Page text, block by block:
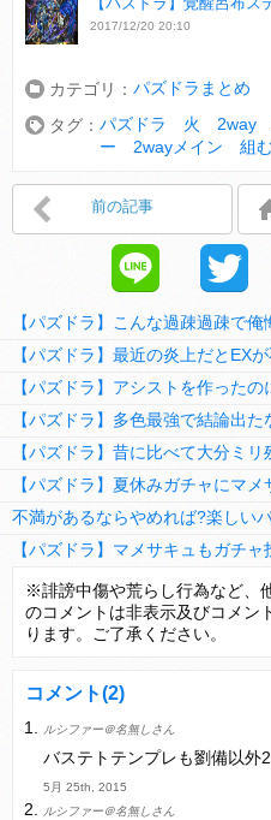
2017/12/20 20:10
カテゴリ： パズドラまとめ
タグ： パズドラ 火 2way
ー 2wayメイン 組
前の記事
【パズドラ】こんな過疎過疎で
不満があるならやめれば?楽しい
変な所でセーブして詰んだゲー
Powered by livedoor 相互RSS
※誹謗中傷や荒らし行為など、
のコメントは非表示及びコメン
ります。ご了承ください。
コメント(2)
ルシファー＠名無しさん
バステトテンプレも劉備以外
5月 25th, 2015
ルシファー＠名無しさん